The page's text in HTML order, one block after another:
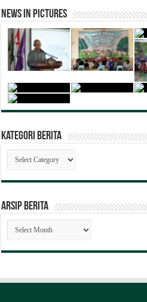
News in Pictures
Kategori Berita
Kategori
Berita
ARSIP BERITA
ARSIP
BERITA